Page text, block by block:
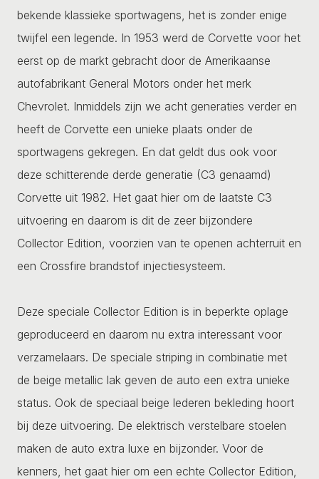
bekende klassieke sportwagens, het is zonder enige
twijfel een legende. In 1953 werd de Corvette voor het
eerst op de markt gebracht door de Amerikaanse
autofabrikant General Motors onder het merk
Chevrolet. Inmiddels zijn we acht generaties verder en
heeft de Corvette een unieke plaats onder de
sportwagens gekregen. En dat geldt dus ook voor
deze schitterende derde generatie (C3 genaamd)
Corvette uit 1982. Het gaat hier om de laatste C3
uitvoering en daarom is dit de zeer bijzondere
Collector Edition, voorzien van te openen achterruit en
een Crossfire brandstof injectiesysteem.
Deze speciale Collector Edition is in beperkte oplage
geproduceerd en daarom nu extra interessant voor
verzamelaars. De speciale striping in combinatie met
de beige metallic lak geven de auto een extra unieke
status. Ook de speciaal beige lederen bekleding hoort
bij deze uitvoering. De elektrisch verstelbare stoelen
maken de auto extra luxe en bijzonder. Voor de
kenners, het gaat hier om een echte Collector Edition,